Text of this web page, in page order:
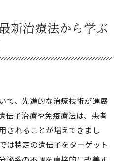
新治療法から学ぶ
て、先進的な治療技術が進展
伝子治療や免疫療法は、患者
されることが増えてきまし
は特定の遺伝子をターゲット